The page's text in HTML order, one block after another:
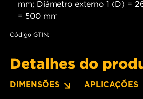
mm; Diâmetro externo 1 (D) =
= 500 mm
Código GTIN:
Detalhes do
DIMENSÕES APLICAÇÕES